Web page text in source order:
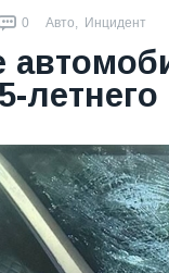
0 Авто, Инцидент
летнего